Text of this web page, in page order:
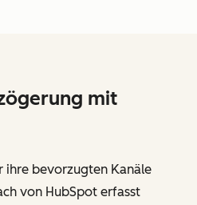
mit
ihre bevorzugten Kanäle
von HubSpot erfasst